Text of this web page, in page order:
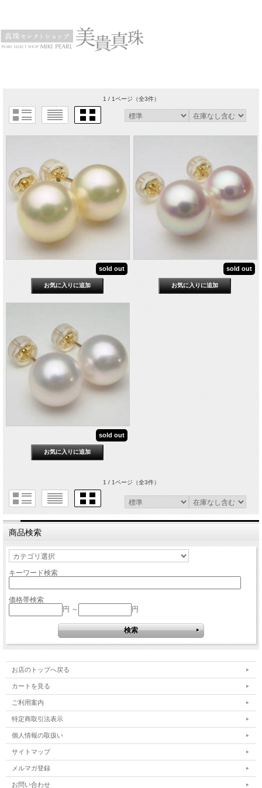
1 / 1ページ（全3件）
sold out sold out
sold out
1 / 1ページ（全3件）
商品検索
キーワード検索
価格帯検索
円 ～
円
お店のトップへ戻る
カートを見る
ご利用案内
特定商取引法表示
個人情報の取扱い
サイトマップ
メルマガ登録
お問い合わせ